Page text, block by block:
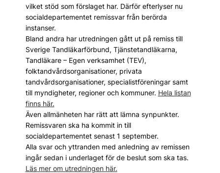
vilket stöd som förslaget har. Därför efterlyser nu
socialdepartementet remissvar från berörda
instanser.
Bland andra har utredningen gått ut på remiss till
Sverige Tandläkarförbund, Tjänstetandläkarna,
Tandläkare – Egen verksamhet (TEV),
folktandvårdsorganisationer, privata
tandvårdsorganisationer, specialistföreningar samt
till myndigheter, regioner och kommuner. Hela listan
finns här.
Även allmänheten har rätt att lämna synpunkter.
Remissvaren ska ha kommit in till
socialdepartementet senast 1 september.
Alla svar och yttranden med anledning av remissen
ingår sedan i underlaget för de beslut som ska tas.
Läs mer om utredningen här.